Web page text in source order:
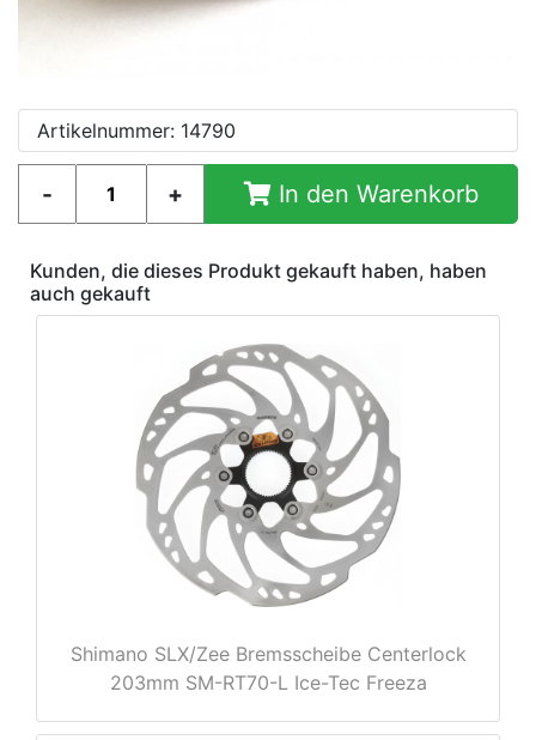
Artikelnummer: 14790
In den Warenkorb
Kunden, die dieses Produkt gekauft haben, haben
auch gekauft
Shimano SLX/Zee Bremsscheibe Centerlock
203mm SM-RT70-L Ice-Tec Freeza